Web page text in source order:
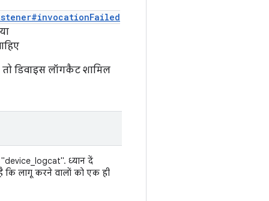
या
डिवाइस लॉगकैट शामिल
ध्यान दें
लागू करने वालों को एक ही